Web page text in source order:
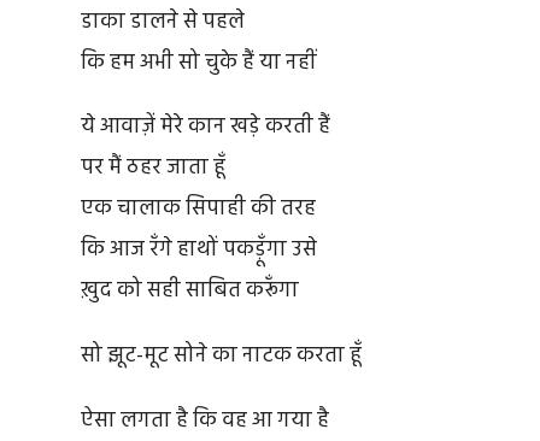
डाका डालने से पहले
कि हम अभी सो चुके हैं या नहीं
ये आवाज़ें मेरे कान खड़े करती हैं
पर मैं ठहर जाता हूँ
एक चालाक सिपाही की तरह
कि आज रँगे हाथों पकड़ूँगा उसे
ख़ुद को सही साबित करूँगा
सो झूट-मूट सोने का नाटक करता हूँ
ऐसा लगता है कि वह आ गया है